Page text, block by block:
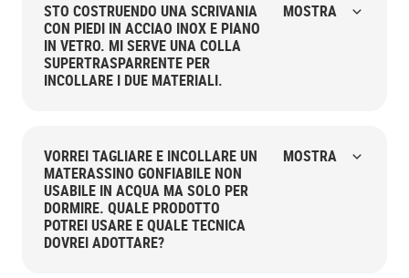
STO COSTRUENDO UNA SCRIVANIA
CON PIEDI IN ACCIAO INOX E PIANO
IN VETRO. MI SERVE UNA COLLA
SUPERTRASPARRENTE PER
INCOLLARE I DUE MATERIALI.
MOSTRA
VORREI TAGLIARE E INCOLLARE UN
MATERASSINO GONFIABILE NON
USABILE IN ACQUA MA SOLO PER
DORMIRE. QUALE PRODOTTO
POTREI USARE E QUALE TECNICA
DOVREI ADOTTARE?
MOSTRA